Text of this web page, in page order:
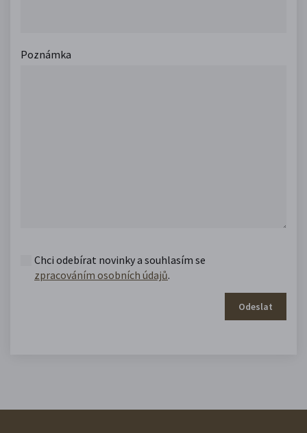
Poznámka
Chci odebírat novinky a souhlasím se
zpracováním osobních údajů.
Odeslat